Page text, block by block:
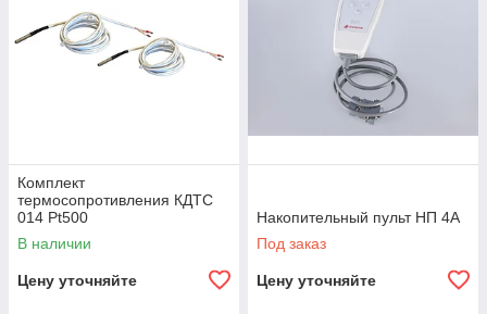
Комплект
термосопротивления КДТС
014 Pt500
В наличии
Цену уточняйте
Накопительный пульт НП 4А
Под заказ
Цену уточняйте